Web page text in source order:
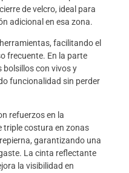
de velcro, ideal para
adicional en esa zona.
facilitando el
frecuente. En la parte
bolsillos con vivos y
funcionalidad sin perder
refuerzos en la
triple costura en zonas
garantizando una
La cinta reflectante
la visibilidad en